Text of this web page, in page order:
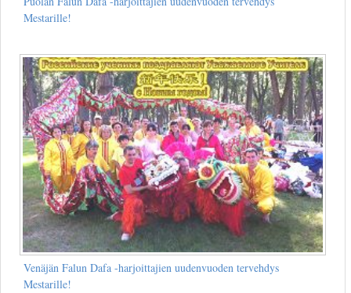
Mestarille!
Venäjän Falun Dafa -harjoittajien uudenvuoden tervehdys
Mestarille!